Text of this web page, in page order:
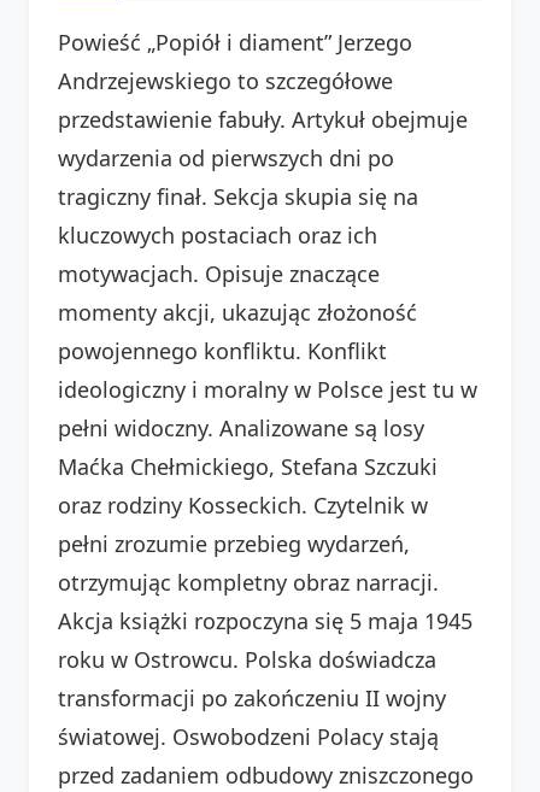
Powieść „Popiół i diament” Jerzego
Andrzejewskiego to szczegółowe
przedstawienie fabuły. Artykuł obejmuje
wydarzenia od pierwszych dni po
tragiczny finał. Sekcja skupia się na
kluczowych postaciach oraz ich
motywacjach. Opisuje znaczące
momenty akcji, ukazując złożoność
powojennego konfliktu. Konflikt
ideologiczny i moralny w Polsce jest tu w
pełni widoczny. Analizowane są losy
Maćka Chełmickiego, Stefana Szczuki
oraz rodziny Kosseckich. Czytelnik w
pełni zrozumie przebieg wydarzeń,
otrzymując kompletny obraz narracji.
Akcja książki rozpoczyna się 5 maja 1945
roku w Ostrowcu. Polska doświadcza
transformacji po zakończeniu II wojny
światowej. Oswobodzeni Polacy stają
przed zadaniem odbudowy zniszczonego